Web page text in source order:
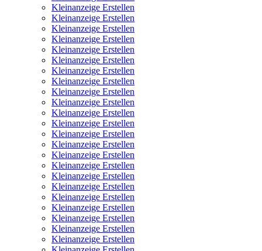
Kleinanzeige Erstellen
Kleinanzeige Erstellen
Kleinanzeige Erstellen
Kleinanzeige Erstellen
Kleinanzeige Erstellen
Kleinanzeige Erstellen
Kleinanzeige Erstellen
Kleinanzeige Erstellen
Kleinanzeige Erstellen
Kleinanzeige Erstellen
Kleinanzeige Erstellen
Kleinanzeige Erstellen
Kleinanzeige Erstellen
Kleinanzeige Erstellen
Kleinanzeige Erstellen
Kleinanzeige Erstellen
Kleinanzeige Erstellen
Kleinanzeige Erstellen
Kleinanzeige Erstellen
Kleinanzeige Erstellen
Kleinanzeige Erstellen
Kleinanzeige Erstellen
Kleinanzeige Erstellen